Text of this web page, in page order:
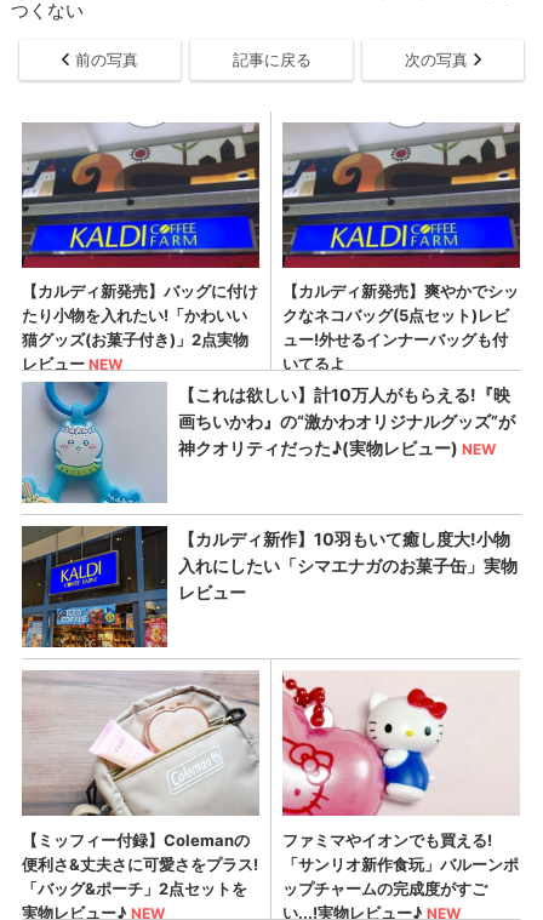
つくない
前の写真 記事に戻る 次の写真